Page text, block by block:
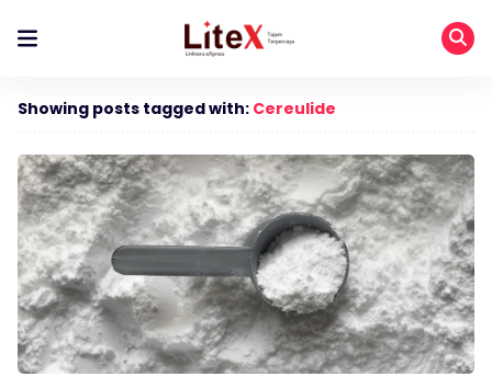
Showing posts tagged with: Cereulide